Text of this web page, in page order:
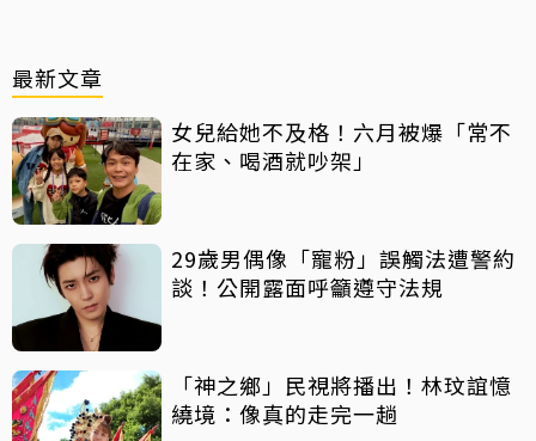
最新文章
女兒給她不及格！六月被爆「常不
在家、喝酒就吵架」
29歲男偶像「寵粉」誤觸法遭警約
談！公開露面呼籲遵守法規
「神之鄉」民視將播出！林玟誼憶
繞境：像真的走完一趟